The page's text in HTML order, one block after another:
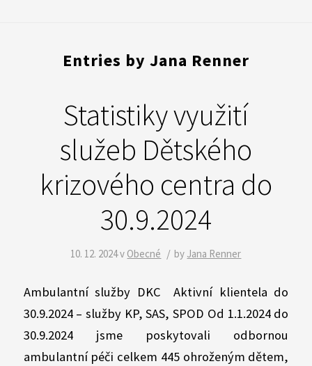
Entries by Jana Renner
Statistiky využití
služeb Dětského
krizového centra do
30.9.2024
10. 12. 2024v Obecné / by Jana Renner
Ambulantní služby DKC Aktivní klientela do
30.9.2024 – služby KP, SAS, SPOD Od 1.1.2024 do
30.9.2024 jsme poskytovali odbornou
ambulantní péči celkem 445 ohroženým dětem,